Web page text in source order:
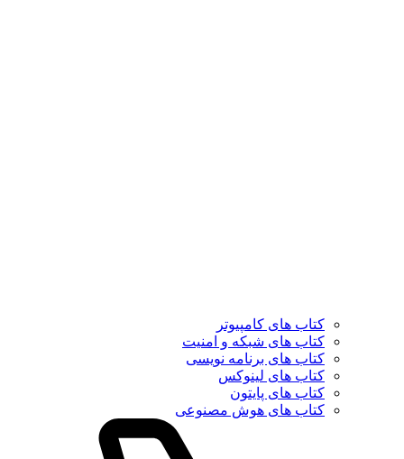
کتاب های کامپیوتر
کتاب های شبکه و امنیت
کتاب های برنامه نویسی
کتاب های لینوکس
کتاب های پایتون
کتاب های هوش مصنوعی